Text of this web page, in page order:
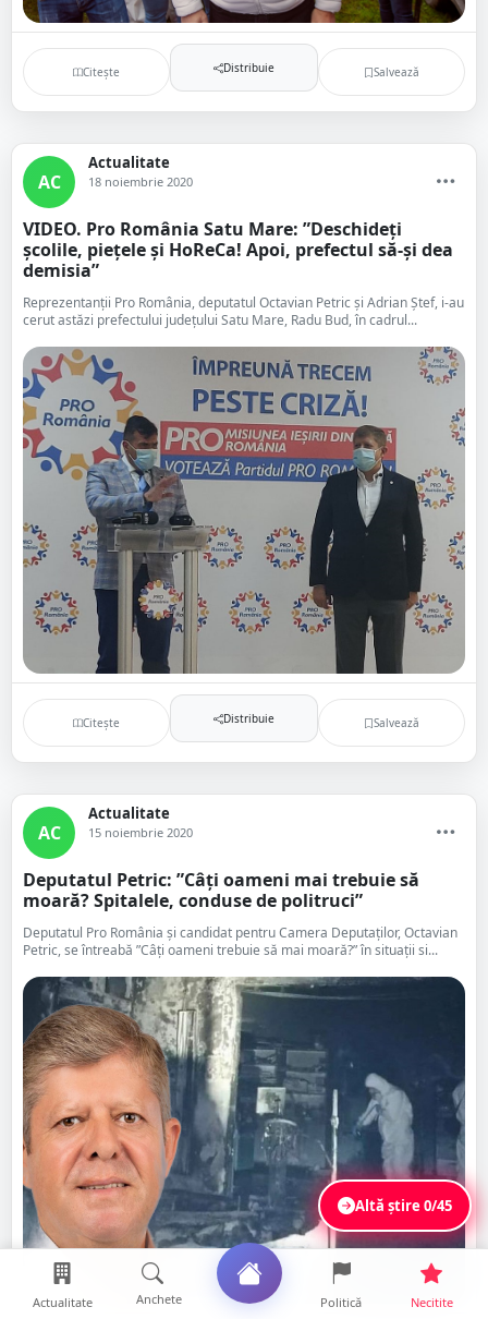
Citește Distribuie Salvează
AC
Actualitate
18 noiembrie 2020
VIDEO. Pro România Satu Mare: ”Deschideți
școlile, piețele și HoReCa! Apoi, prefectul să-și dea
demisia”
Reprezentanții Pro România, deputatul Octavian Petric și Adrian Ștef, i-au
cerut astăzi prefectului județului Satu Mare, Radu Bud, în cadrul...
Citește Distribuie Salvează
AC
Actualitate
15 noiembrie 2020
Deputatul Petric: ”Câți oameni mai trebuie să
moară? Spitalele, conduse de politruci”
Deputatul Pro România și candidat pentru Camera Deputaților, Octavian
Petric, se întreabă ”Câți oameni trebuie să mai moară?” în situații si...
Altă știre0/45
Actualitate Anchete Politică Necitite